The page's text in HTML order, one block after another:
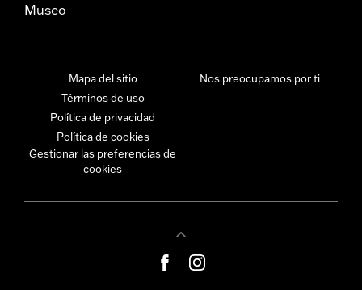
Museo
Mapa del sitio
Términos de uso
Política de privacidad
Política de cookies
Gestionar las preferencias de
cookies
Nos preocupamos por ti